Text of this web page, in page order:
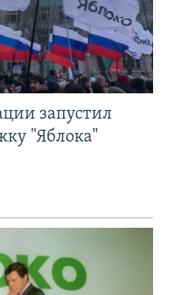
запустил
"Яблока"